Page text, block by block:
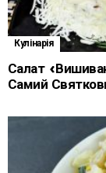
Кулінарія
Салат
Самий